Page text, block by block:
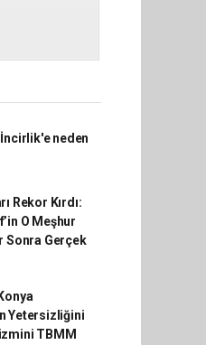
neden
Rekor Kırdı:
O Meşhur
Sonra Gerçek
Yetersizliğini
TBMM